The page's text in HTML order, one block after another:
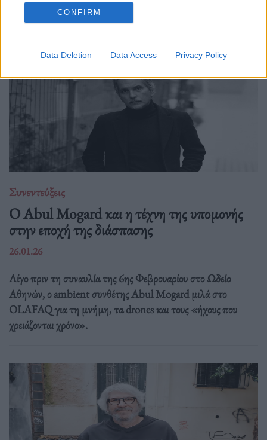
CONFIRM
Data Deletion Data Access Privacy Policy
πάνω στη δημιουργία, τη φύση και την ανθρώπινη αμηχανία.
Συνεντεύξεις
Ο Abul Mogard και η τέχνη της υπομονής
στην εποχή της διάσπασης
26.01.26
Λίγο πριν τη συναυλία της 6ης Φεβρουαρίου στο Ωδείο
Αθηνών, ο ambient συνθέτης Abul Mogard μιλά στο
OLAFAQ για τη μνήμη, τα drones και τους «ήχους που
χρειάζονται χρόνο».